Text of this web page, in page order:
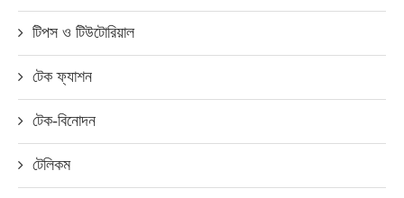
টিপস ও টিউটোরিয়াল
টেক ফ্যাশন
টেক-বিনোদন
টেলিকম